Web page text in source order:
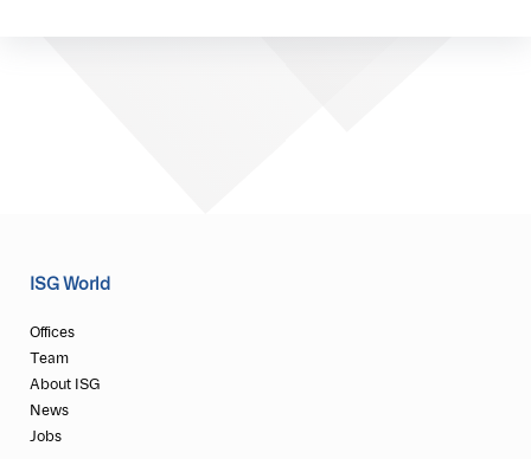
ISG World
Offices
Team
About ISG
News
Jobs